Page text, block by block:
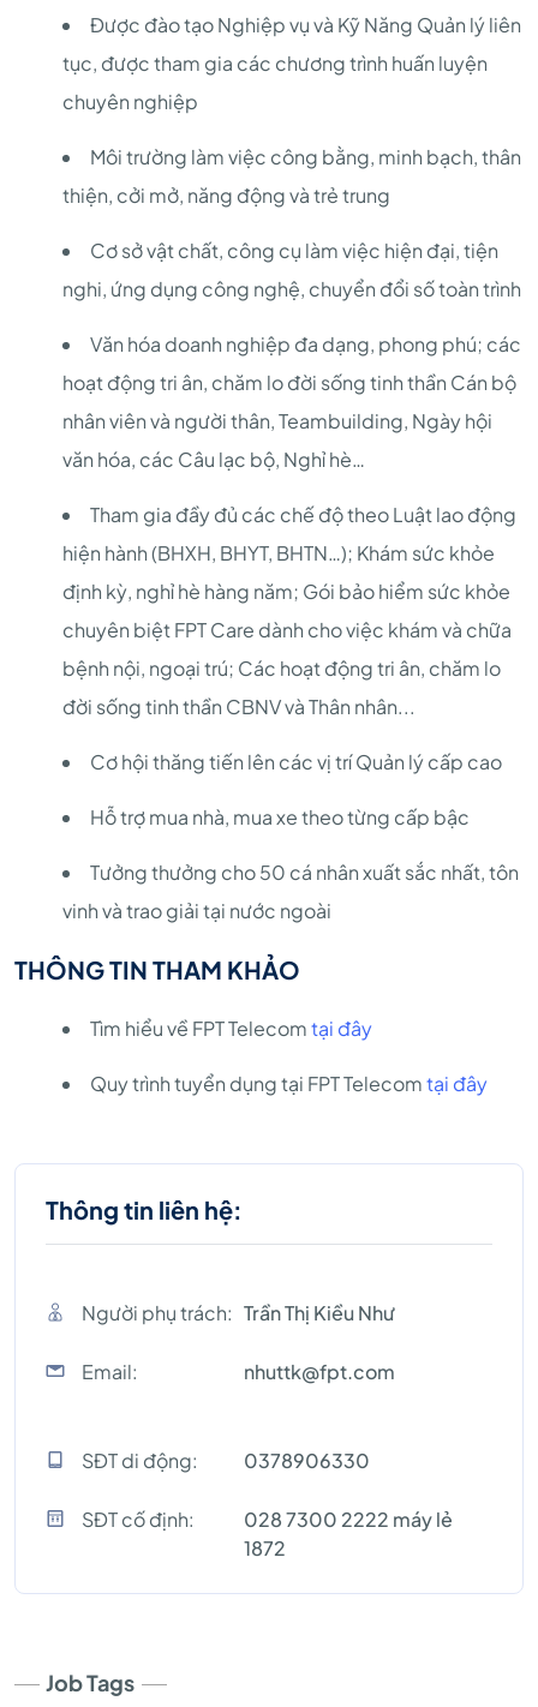
Được đào tạo Nghiệp vụ và Kỹ Năng Quản lý liên
tục, được tham gia các chương trình huấn luyện
chuyên nghiệp
Môi trường làm việc công bằng, minh bạch, thân
thiện, cởi mở, năng động và trẻ trung
Cơ sở vật chất, công cụ làm việc hiện đại, tiện
nghi, ứng dụng công nghệ, chuyển đổi số toàn trình
Văn hóa doanh nghiệp đa dạng, phong phú; các
hoạt động tri ân, chăm lo đời sống tinh thần Cán bộ
nhân viên và người thân, Teambuilding, Ngày hội
văn hóa, các Câu lạc bộ, Nghỉ hè…
Tham gia đầy đủ các chế độ theo Luật lao động
hiện hành (BHXH, BHYT, BHTN…); Khám sức khỏe
định kỳ, nghỉ hè hàng năm; Gói bảo hiểm sức khỏe
chuyên biệt FPT Care dành cho việc khám và chữa
bệnh nội, ngoại trú; Các hoạt động tri ân, chăm lo
đời sống tinh thần CBNV và Thân nhân...
Cơ hội thăng tiến lên các vị trí Quản lý cấp cao
Hỗ trợ mua nhà, mua xe theo từng cấp bậc
Tưởng thưởng cho 50 cá nhân xuất sắc nhất, tôn
vinh và trao giải tại nước ngoài
THÔNG TIN THAM KHẢO
Tìm hiểu về FPT Telecomtại đây
Quy trình tuyển dụng tại FPT Telecomtại đây
Thông tin liên hệ:
Người phụ trách: Trần Thị Kiều Như
Email: nhuttk@fpt.com
SĐT di động: 0378906330
SĐT cố định:
028 7300 2222 máy lẻ
1872
Job Tags